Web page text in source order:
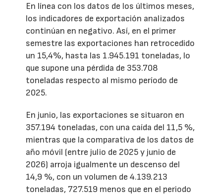
En línea con los datos de los últimos meses,
los indicadores de exportación analizados
continúan en negativo. Así, en el primer
semestre las exportaciones han retrocedido
un 15,4%, hasta las 1.945.191 toneladas, lo
que supone una pérdida de 353.708
toneladas respecto al mismo período de
2025.
En junio, las exportaciones se situaron en
357.194 toneladas, con una caída del 11,5 %,
mientras que la comparativa de los datos de
año móvil (entre julio de 2025 y junio de
2026) arroja igualmente un descenso del
14,9 %, con un volumen de 4.139.213
toneladas, 727.519 menos que en el periodo